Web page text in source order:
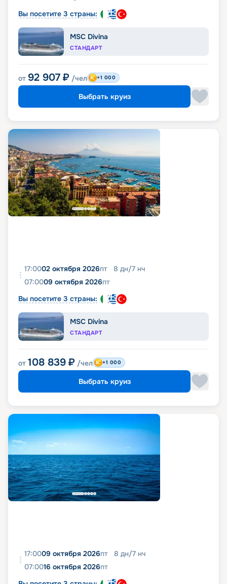
Вы посетите 3 страны:
MSC Divina
СТАНДАРТ
от 92 907 ₽ /чел +1 000
Выбрать круиз
17:0002 октября 2026пт 8 дн/7 нч
07:0009 октября 2026пт
Вы посетите 3 страны:
MSC Divina
СТАНДАРТ
от 108 839 ₽ /чел +1 000
Выбрать круиз
17:0009 октября 2026пт 8 дн/7 нч
07:0016 октября 2026пт